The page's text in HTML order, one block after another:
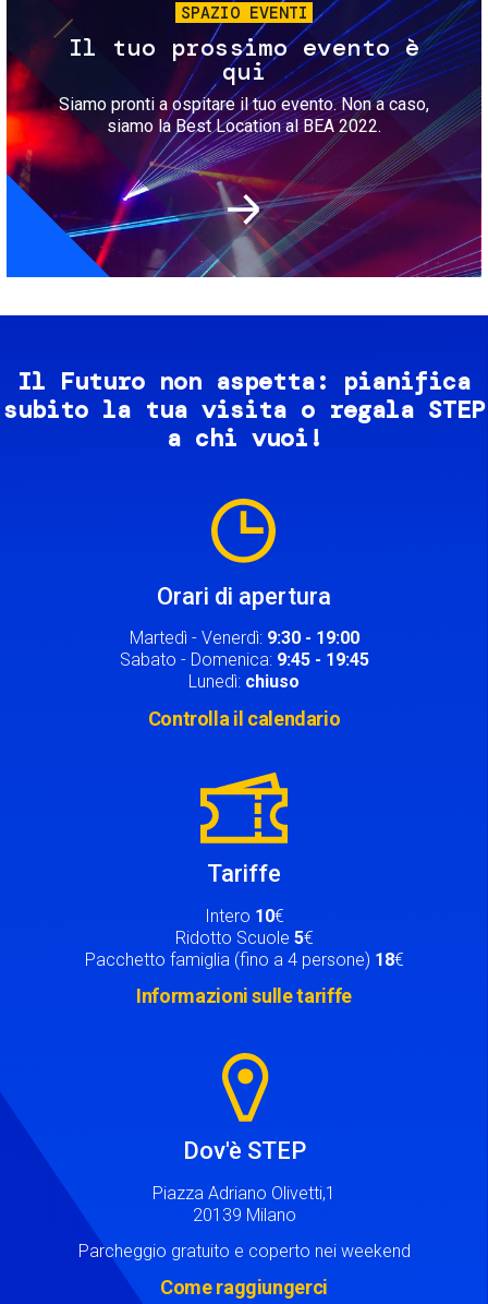
SPAZIO EVENTI
Il tuo prossimo evento è
qui
Siamo pronti a ospitare il tuo evento. Non a caso,
siamo la Best Location al BEA 2022.
Il Futuro non aspetta: pianifica
subito la tua visita o regala STEP
a chi vuoi!
Orari di apertura
Martedì - Venerdì: 9:30 - 19:00
Sabato - Domenica: 9:45 - 19:45
Lunedì: chiuso
Controlla il calendario
Tariffe
Intero 10€
Ridotto Scuole 5€
Pacchetto famiglia (fino a 4 persone) 18€
Informazioni sulle tariffe
Dov'è STEP
Piazza Adriano Olivetti,1
20139 Milano
Parcheggio gratuito e coperto nei weekend
Come raggiungerci